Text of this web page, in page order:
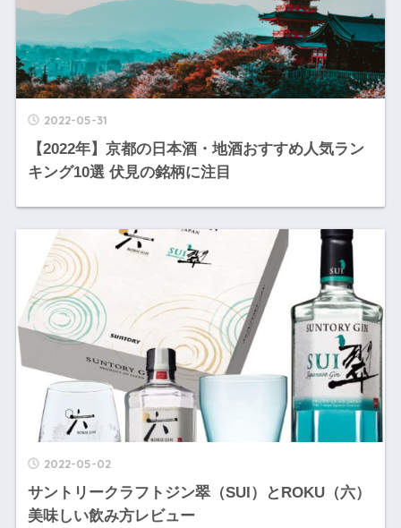
2022-05-31
【2022年】京都の日本酒・地酒おすすめ人気ラン
キング10選 伏見の銘柄に注目
2022-05-02
サントリークラフトジン翠（SUI）とROKU（六）
美味しい飲み方レビュー